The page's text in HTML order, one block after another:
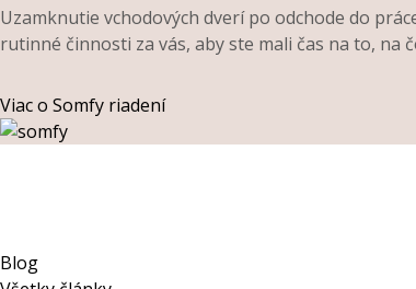
Uzamknutie vchodových dverí po odchode do
rutinné činnosti za vás, aby ste mali čas na to, na
Viac o Somfy riadení
Blog